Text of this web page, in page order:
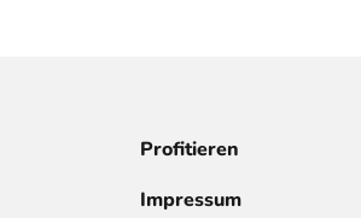
Profitieren
Impressum